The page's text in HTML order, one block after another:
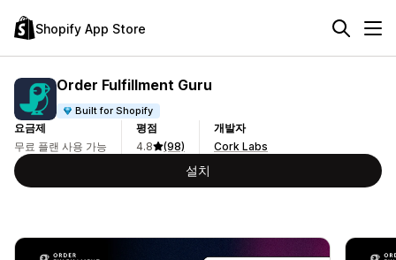
Shopify App Store
Order Fulfillment Guru
Built for Shopify
요금제
무료 플랜 사용 가능
평점
4.8
(98)
개발자
Cork Labs
설치